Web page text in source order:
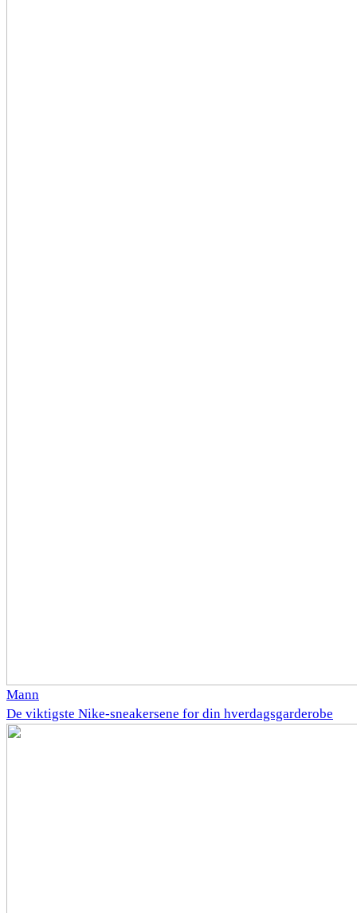
Mann
De viktigste Nike-sneakersene for din hverdagsgarderobe